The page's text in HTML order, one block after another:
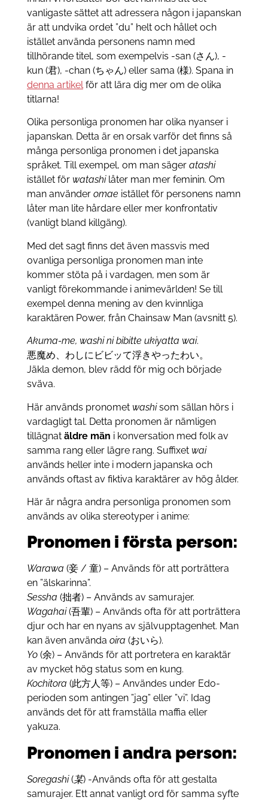
vanligaste sättet att adressera någon i japanskan
är att undvika ordet ”du” helt och hållet och
istället använda personens namn med
tillhörande titel, som exempelvis -san (さん), -
kun (君), -chan (ちゃん) eller sama (様). Spana in
denna artikelför att lära dig mer om de olika
titlarna!
Olika personliga pronomen har olika nyanser i
japanskan. Detta är en orsak varför det finns så
många personliga pronomen i det japanska
språket. Till exempel, om man säger atashi
istället förwatashilåter man mer feminin. Om
man använder omae istället för personens namn
låter man lite hårdare eller mer konfrontativ
(vanligt bland killgäng).
Med det sagt finns det även massvis med
ovanliga personliga pronomen man inte
kommer stöta på i vardagen, men som är
vanligt förekommande i animevärlden! Se till
exempel denna mening av den kvinnliga
karaktären Power, från Chainsaw Man (avsnitt 5).
Akuma-me, washi ni bibitte ukiyatta wai.
悪魔め、わしにビビッて浮きやったわい。
Jäkla demon, blev rädd för mig och började
sväva.
Här används pronomet washisom sällan hörs i
vardagligt tal. Detta pronomen är nämligen
tillägnat äldre män i konversation med folk av
samma rang eller lägre rang. Suffixet wai
används heller inte i modern japanska och
används oftast av fiktiva karaktärer av hög ålder.
Här är några andra personliga pronomen som
används av olika stereotyper i anime:
Pronomen i första person:
Warawa (妾 / 童) – Används för att porträttera
en ”älskarinna”.
Sessha (拙者) – Används av samurajer.
Wagahai(吾輩) – Används ofta för att porträttera
djur och har en nyans av självupptagenhet. Man
kan även använda oira (おいら).
Yo(余) – Används för att portretera en karaktär
av mycket hög status som en kung.
Kochitora (此方人等) – Användes under Edo-
perioden som antingen ”jag” eller ”vi”. Idag
används det för att framställa maffia eller
yakuza.
Pronomen i andra person:
Soregashi(某) -Används ofta för att gestalta
samurajer. Ett annat vanligt ord för samma syfte